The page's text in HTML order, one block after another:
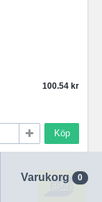
Varukorg 0
100.54
Köp